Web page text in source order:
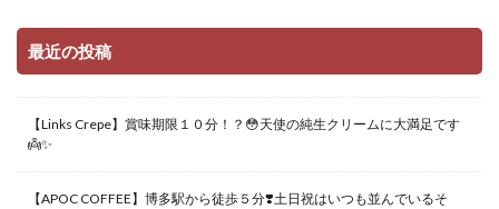
最近の投稿
【Links Crepe】賞味期限１０分！？😳天使の純生クリームに大満足です
👼✨
【APOC COFFEE】博多駅から徒歩５分❣️土日祝はいつも並んでいるそ